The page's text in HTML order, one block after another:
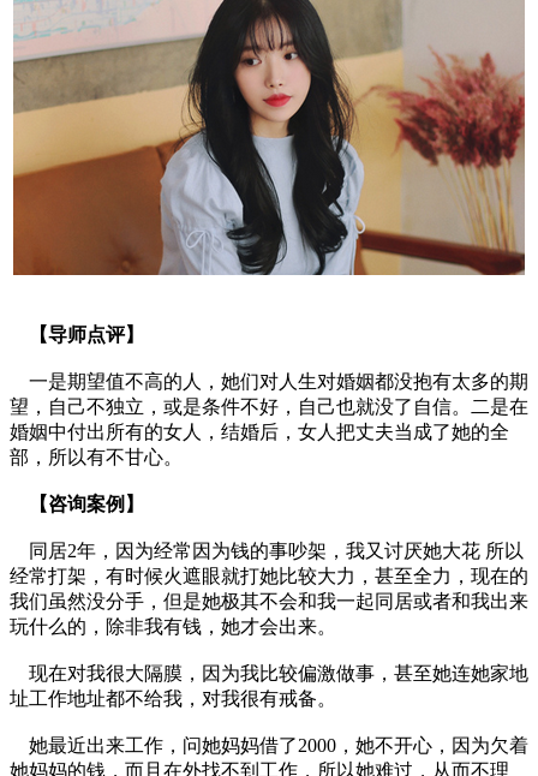
【导师点评】
一是期望值不高的人，她们对人生对婚姻都没抱有太多的期
望，自己不独立，或是条件不好，自己也就没了自信。二是在
婚姻中付出所有的女人，结婚后，女人把丈夫当成了她的全
部，所以有不甘心。
【咨询案例】
同居2年，因为经常因为钱的事吵架，我又讨厌她大花 所以
经常打架，有时候火遮眼就打她比较大力，甚至全力，现在的
我们虽然没分手，但是她极其不会和我一起同居或者和我出来
玩什么的，除非我有钱，她才会出来。
现在对我很大隔膜，因为我比较偏激做事，甚至她连她家地
址工作地址都不给我，对我很有戒备。
她最近出来工作，问她妈妈借了2000，她不开心，因为欠着
她妈妈的钱，而且在外找不到工作，所以她难过，从而不理